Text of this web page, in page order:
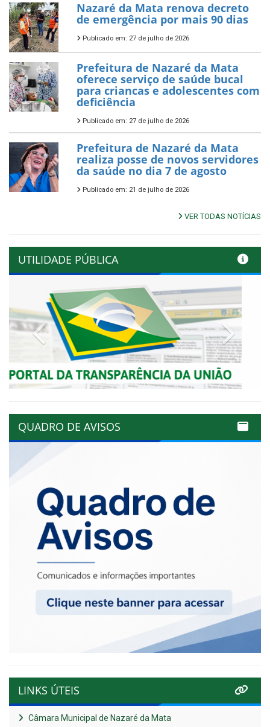
Nazaré da Mata renova decreto
de emergência por mais 90 dias
Publicado em: 27 de julho de 2026
Prefeitura de Nazaré da Mata
oferece serviço de saúde bucal
para criancas e adolescentes com
deficiência
Publicado em: 27 de julho de 2026
Prefeitura de Nazaré da Mata
realiza posse de novos servidores
da saúde no dia 7 de agosto
Publicado em: 21 de julho de 2026
VER TODAS NOTÍCIAS
UTILIDADE PÚBLICA
Previous
QUADRO DE AVISOS
LINKS ÚTEIS
Câmara Municipal de Nazaré da Mata